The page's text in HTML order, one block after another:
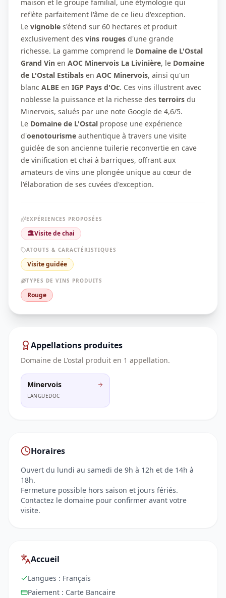
maison et le groupe familial, une étymologie qui
reflète parfaitement l'âme de ce lieu d'exception.
Le vignoble s'étend sur 60 hectares et produit
exclusivement des vins rouges d'une grande
richesse. La gamme comprend le Domaine de L'Ostal
Grand Vin en AOC Minervois La Livinière, le Domaine
de L'Ostal Estibals en AOC Minervois, ainsi qu'un
blanc ALBE en IGP Pays d'Oc. Ces vins illustrent avec
noblesse la puissance et la richesse des terroirs du
Minervois, salués par une note Google de 4,6/5.
Le Domaine de L'Ostal propose une expérience
d'oenotourisme authentique à travers une visite
guidée de son ancienne tuilerie reconvertie en cave
de vinification et chai à barriques, offrant aux
amateurs de vins une plongée unique au cœur de
l'élaboration de ses cuvées d'exception.
EXPÉRIENCES PROPOSÉES
🏛️Visite de chai
ATOUTS & CARACTÉRISTIQUES
Visite guidée
TYPES DE VINS PRODUITS
Rouge
Appellations produites
Domaine de L'ostal produit en 1 appellation.
Minervois
LANGUEDOC
Horaires
Ouvert du lundi au samedi de 9h à 12h et de 14h à
18h.
Fermeture possible hors saison et jours fériés.
Contactez le domaine pour confirmer avant votre
visite.
Accueil
Langues : Français
Paiement : Carte Bancaire